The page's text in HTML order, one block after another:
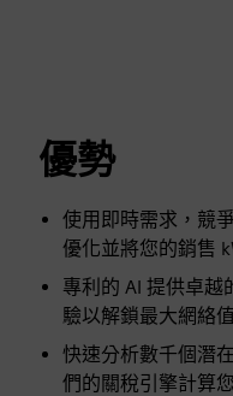
優勢
使用即時需求，競
優化並將您的銷售
專利的 AI 提供卓
驗以解鎖最大網絡
快速分析數千個潛
們的關稅引擎計算